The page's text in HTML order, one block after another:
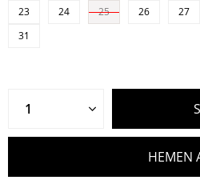
23 24 25 26 27
31